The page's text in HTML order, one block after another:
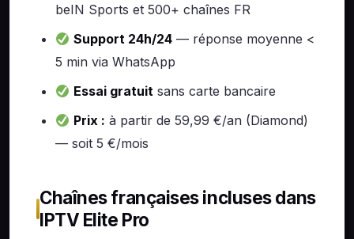
beIN Sports et 500+ chaînes FR
Support 24h/24 — réponse moyenne <
5 min via WhatsApp
Essai gratuit sans carte bancaire
Prix : à partir de 59,99 €/an (Diamond)
— soit 5 €/mois
Chaînes françaises incluses dans
IPTV Elite Pro